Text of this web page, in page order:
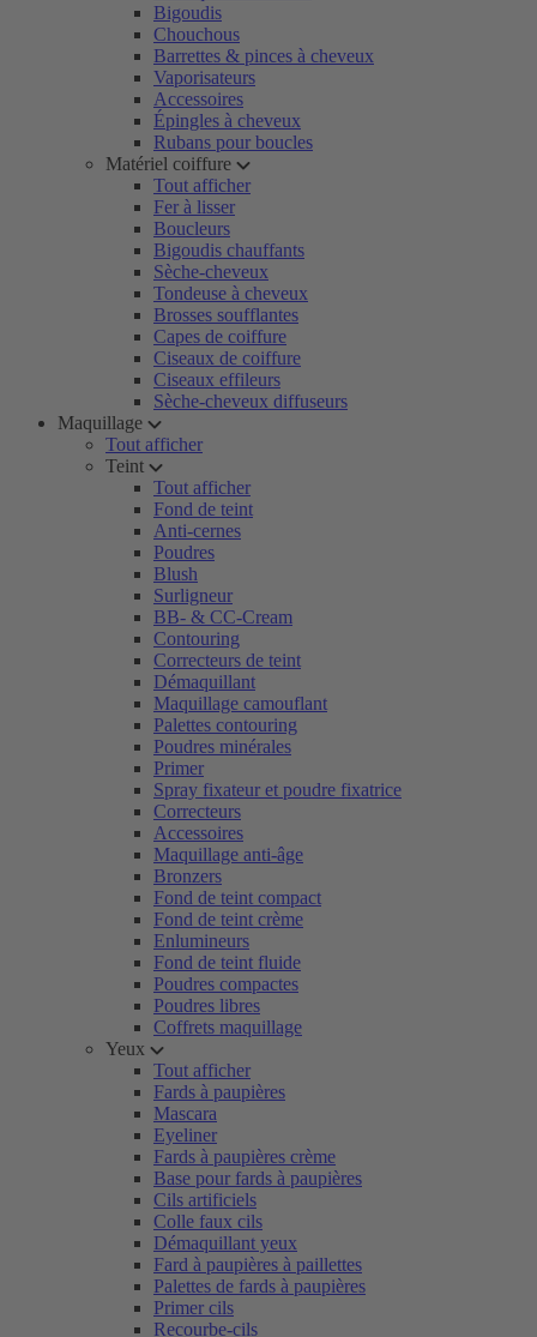
Bigoudis
Chouchous
Barrettes & pinces à cheveux
Vaporisateurs
Accessoires
Épingles à cheveux
Rubans pour boucles
Matériel coiffure
Tout afficher
Fer à lisser
Boucleurs
Bigoudis chauffants
Sèche-cheveux
Tondeuse à cheveux
Brosses soufflantes
Capes de coiffure
Ciseaux de coiffure
Ciseaux effileurs
Sèche-cheveux diffuseurs
Maquillage
Tout afficher
Teint
Tout afficher
Fond de teint
Anti-cernes
Poudres
Blush
Surligneur
BB- & CC-Cream
Contouring
Correcteurs de teint
Démaquillant
Maquillage camouflant
Palettes contouring
Poudres minérales
Primer
Spray fixateur et poudre fixatrice
Correcteurs
Accessoires
Maquillage anti-âge
Bronzers
Fond de teint compact
Fond de teint crème
Enlumineurs
Fond de teint fluide
Poudres compactes
Poudres libres
Coffrets maquillage
Yeux
Tout afficher
Fards à paupières
Mascara
Eyeliner
Fards à paupières crème
Base pour fards à paupières
Cils artificiels
Colle faux cils
Démaquillant yeux
Fard à paupières à paillettes
Palettes de fards à paupières
Primer cils
Recourbe-cils